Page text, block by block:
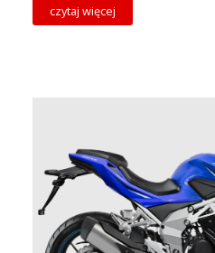
czytaj więcej